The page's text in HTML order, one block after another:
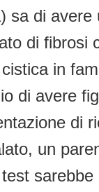
sa di
di fibrosi
in
di avere
di
un